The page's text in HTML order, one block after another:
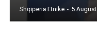
Shqiperia Etnike - 5